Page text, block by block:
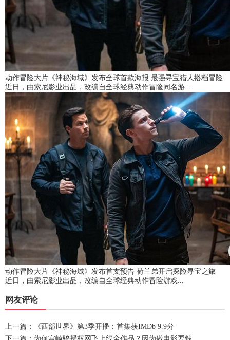
动作冒险大片《神秘海域》发布全球首款海报 最强寻宝猎人搭档冒险
近日，由索尼影业出品，改编自全球经典动作冒险同名游...
动作冒险大片《神秘海域》发布首支预告 荷兰弟开启探险寻宝之旅
近日，由索尼影业出品，改编自全球经典动作冒险游戏...
网友评论
上一篇：
《西部世界》第3季开播：首集获IMDb 9.9分